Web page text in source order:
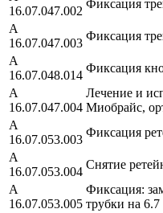
16.07.047.002
Фиксация
А
16.07.047.003
Фиксация
А
16.07.048.014
Фиксация
А
16.07.047.004
Лечение и
Миобрайс,
А
16.07.053.003
Фиксация
А
16.07.053.004
Снятие
А
16.07.053.005
Фиксация:
трубки на